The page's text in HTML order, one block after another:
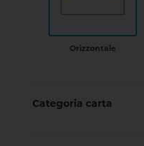
Orizzontale
Categoria carta